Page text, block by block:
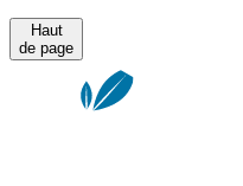
Haut
de page